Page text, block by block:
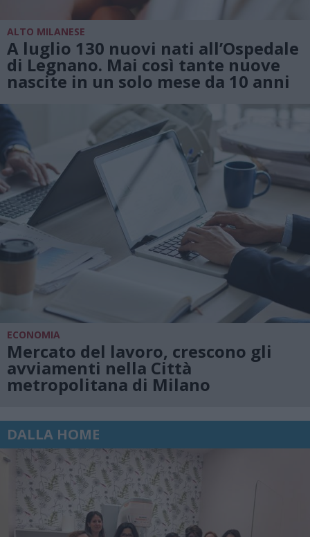
ALTO MILANESE
A luglio 130 nuovi nati all’Ospedale
di Legnano. Mai così tante nuove
nascite in un solo mese da 10 anni
ECONOMIA
Mercato del lavoro, crescono gli
avviamenti nella Città
metropolitana di Milano
DALLA HOME